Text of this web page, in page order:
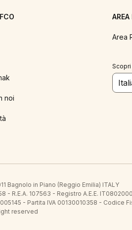
noi
AREA
Area
Bagnolo in Piano (Reggio Emilia) ITALY
R.E.A. 107563 - Registro A.E.E.
- Partita IVA 00130010358 - Codice
reserved